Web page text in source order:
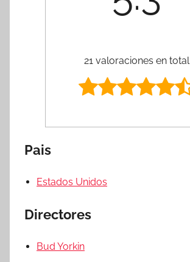
21 valoraciones en total
Pais
Estados Unidos
Directores
Bud Yorkin